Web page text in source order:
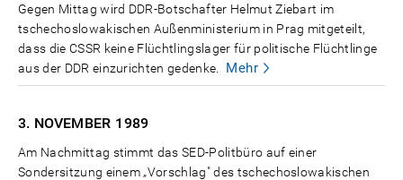
Gegen Mittag wird DDR-Botschafter Helmut Ziebart im
tschechoslowakischen Außenministerium in Prag mitgeteilt,
dass die CSSR keine Flüchtlingslager für politische Flüchtlinge
aus der DDR einzurichten gedenke.
Mehr
3. NOVEMBER 1989
Am Nachmittag stimmt das SED-Politbüro auf einer
Sondersitzung einem „Vorschlag" des tschechoslowakischen